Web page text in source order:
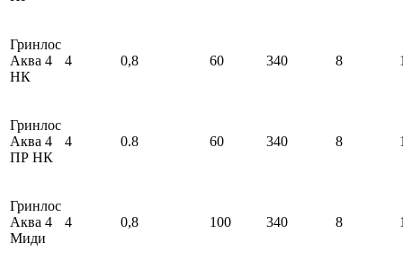
Гринлос
Аква 4
НК
4 0,8 60 340 8
Гринлос
Аква 4
ПР НК
4 0.8 60 340 8
Гринлос
Аква 4
Миди
4 0,8 100 340 8